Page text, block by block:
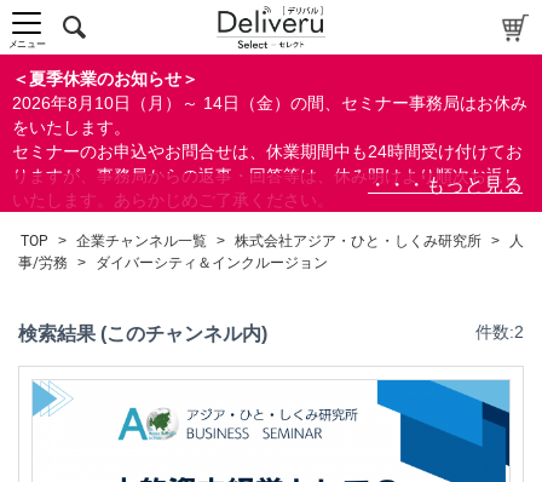
ダイバーシティ＆インクルージョン
人事考課/評価
人材育成/能力開発
ビジネススキル
すべて
検索
閉じる
＜夏季休業のお知らせ＞
2026年8月10日（月）～ 14日（金）の間、セミナー事務局はお休み
をいたします。
セミナーのお申込やお問合せは、休業期間中も24時間受け付けてお
りますが、事務局からの返事・回答等は、休み明けより順次お返し
いたします。あらかじめご了承ください。
ができます。
メニュー
TOP > 企業チャンネル一覧 > 株式会社アジア・ひと・しくみ研究所 >
人
事/労務
> ダイバーシティ＆インクルージョン
検索結果 (このチャンネル内) 件数:2